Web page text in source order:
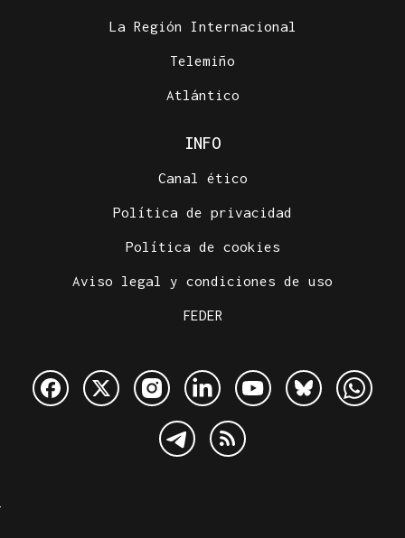
La Región Internacional
Telemiño
Atlántico
INFO
Canal ético
Política de privacidad
Política de cookies
Aviso legal y condiciones de uso
FEDER